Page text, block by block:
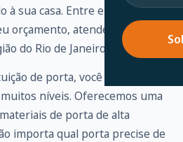
à sua casa. Entre em contato
orçamento, atendemos em
do Rio de Janeiro.
de porta, você pode
níveis. Oferecemos uma
de porta de alta
importa qual porta precise de